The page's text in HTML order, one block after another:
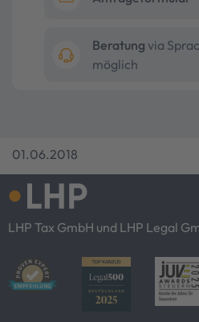
Beratung via
möglich
01.06.2018
LHP Tax GmbH und LHP Legal